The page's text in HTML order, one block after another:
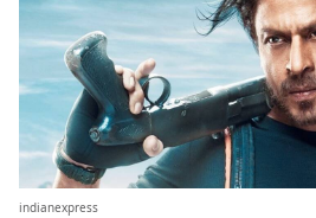
indianexpress